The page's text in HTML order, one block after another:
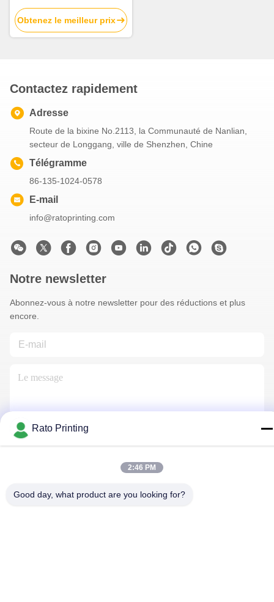
créatif met en sac les sacs
en papier rayés
Obtenez le meilleur prix
Contactez rapidement
Adresse
Route de la bixine No.2113, la Communauté de Nanlian,
secteur de Longgang, ville de Shenzhen, Chine
Télégramme
86-135-1024-0578
E-mail
info@ratoprinting.com
Notre newsletter
Abonnez-vous à notre newsletter pour des réductions et plus
encore.
Nous Contacter
Politique de confidentialité|Plan du site| La Chine est bonne.
Rato Printing
2:46 PM
Good day, what product are you looking for?